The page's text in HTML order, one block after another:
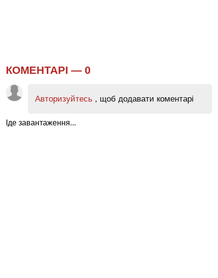
КОМЕНТАРІ — 0
Авторизуйтесь , щоб додавати коментарі
Іде завантаження...